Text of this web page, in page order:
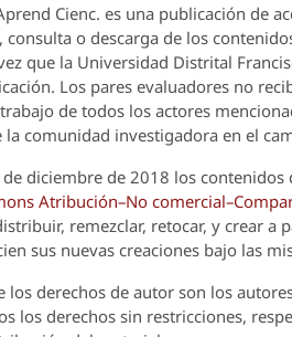
Cienc. es una publicación de
consulta o descarga de los
que la Universidad Distrital
Los pares evaluadores no
de todos los actores
comunidad investigadora en el
diciembre de 2018 los
Atribución–No
remezclar, retocar, y crear
sus nuevas creaciones bajo las
los derechos de autor son los
los derechos sin restricciones,